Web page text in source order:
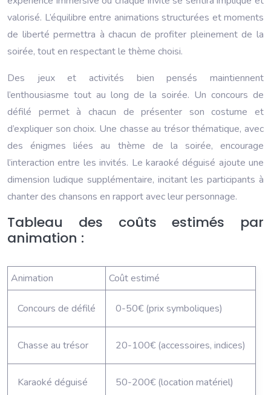
valorisé. L’équilibre entre animations structurées et moments
de liberté permettra à chacun de profiter pleinement de la
soirée, tout en respectant le thème choisi.
Des jeux et activités bien pensés maintiennent
l’enthousiasme tout au long de la soirée. Un concours de
défilé permet à chacun de présenter son costume et
d’expliquer son choix. Une chasse au trésor thématique, avec
des énigmes liées au thème de la soirée, encourage
l’interaction entre les invités. Le karaoké déguisé ajoute une
dimension ludique supplémentaire, incitant les participants à
chanter des chansons en rapport avec leur personnage.
Tableau des coûts estimés par
animation :
Animation Coût estimé
Concours de défilé 0-50€ (prix symboliques)
Chasse au trésor 20-100€ (accessoires, indices)
Karaoké déguisé 50-200€ (location matériel)